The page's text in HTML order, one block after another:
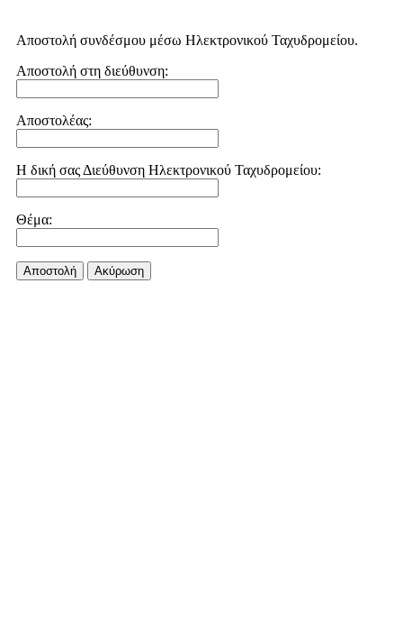
Αποστολή συνδέσμου μέσω Ηλεκτρονικού Ταχυδρομείου.
Αποστολή στη διεύθυνση:
Αποστολέας:
Η δική σας Διεύθυνση Ηλεκτρονικού Ταχυδρομείου:
Θέμα:
Αποστολή Aκύρωση